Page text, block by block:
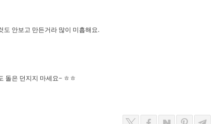
도 안보고 만든거라 많이 미흡해요.
돌은 던지지 마세요~ ㅎㅎ